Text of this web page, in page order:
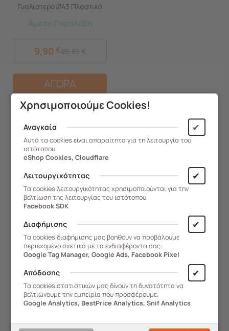
Γυαλιστερό Ø43 Πλαστικό
Μπορντό Ελλάδας
Άμεση Παραλαβή
9,90 €
ΑΓΟΡΑ
1 2
Ασφάλεια
Χρησιμοποιούμε Cookies!
Αναγκαία ✔
Αυτά τα cookies είναι απαραίτητα για τη λειτουργία του
ιστότοπου.
eShop Cookies, Cloudflare
Λειτουργικότητας ✔
Τα cookies λειτουργικότητας χρησιμοποιούνται για την
βελτίωση της λειτουργίας του ιστότοπου.
Facebook SDK
Διαφήμισης ✔
Τα cookies διαφήμισης μας βοηθουν να προβάλουμε
περιεχομένο σχετικά με τα ενδιαφέροντα σας.
Google Tag Manager, Google Ads, Facebook Pixel
Απόδοσης ✔
Τα cookies στατιστικών μας δίνουν τη δυνατότητα να
βελτιώνουμε την εμπειρία που προσφέρουμε.
Google Analytics, BestPrice Analytics, Snif Analytics